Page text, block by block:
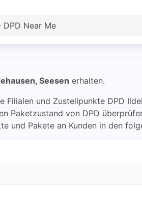
DPD Near Me
Seesen erhalten.
Filialen und Zustellpunkte DPD
Paketzustand von DPD
und Pakete an Kunden in den